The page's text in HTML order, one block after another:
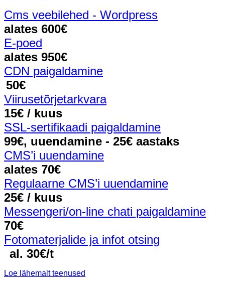
Cms veebilehed - Wordpress
alates 600€
E-poed
alates 950€
CDN paigaldamine
50€
Viirusetõrjetarkvara
15€ / kuus
SSL-sertifikaadi paigaldamine
99€, uuendamine - 25€ aastaks
CMS’i uuendamine
alates 70€
Regulaarne CMS’i uuendamine
25€ / kuus
Messengeri/on-line chati paigaldamine
70€
Fotomaterjalide ja infot otsing
al. 30€/t
Loe lähemalt teenused